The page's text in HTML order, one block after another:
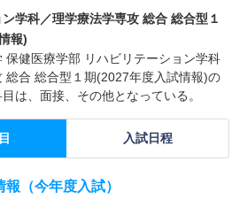
学科／理学療法学専攻 総合 総合型１
報)
保健医療学部 リハビリテーション学科
総合 総合型１期(2027年度入試情報)の
は、面接、その他となっている。
入試日程
（今年度入試）